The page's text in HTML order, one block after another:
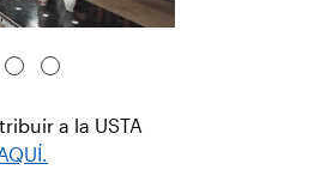
a la USTA